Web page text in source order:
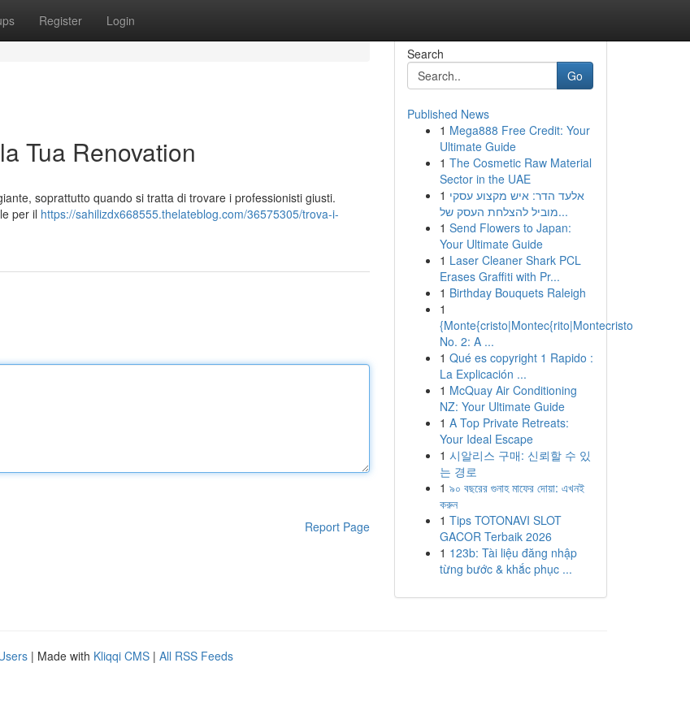
Register Login
Tua Renovation
soprattutto quando si tratta di trovare i professionisti giusti.
per il https://sahilizdx668555.thelateblog.com/36575305/trova-i-
Report Page
Search
Go
Published News
1 Mega888 Free Credit: Your
Ultimate Guide
1 The Cosmetic Raw Material
Sector in the UAE
1 אלעד הדר: איש מקצוע עסקי
מוביל להצלחת העסק של...
1 Send Flowers to Japan:
Your Ultimate Guide
1 Laser Cleaner Shark PCL
Erases Graffiti with Pr...
1 Birthday Bouquets Raleigh
1
{Monte{cristo|Montec{rito|Montecristo
No. 2: A ...
1 Qué es copyright 1 Rapido :
La Explicación ...
1 McQuay Air Conditioning
NZ: Your Ultimate Guide
1 A Top Private Retreats:
Your Ideal Escape
1 시알리스 구매: 신뢰할 수 있
는 경로
1 ৯০ বছরের গুনাহ মাফের দোয়া: এখনই
করুন
1 Tips TOTONAVI SLOT
GACOR Terbaik 2026
1 123b: Tài liệu đăng nhập
từng bước & khắc phục ...
| Made with Kliqqi CMS | All RSS Feeds